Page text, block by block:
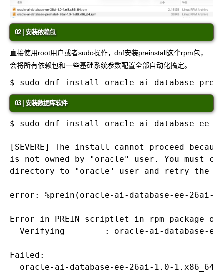
02 | 安装依赖包
直接使用root用户或者sudo操作，dnf安装preinstall这个rpm包，
会将所有依赖包和一些基础系统参数配置全部自动化搞定。
03 | 安装数据库软件
$ sudo dnf install oracle-ai-database-ee-
[SEVERE] The install cannot proceed
is not owned by "oracle" user. You must
directory to "oracle" user and retry the
error: %prein(oracle-ai-database-ee-
Error in PREIN scriptlet in rpm package
Verifying        : oracle-ai-database-
Failed:
oracle-